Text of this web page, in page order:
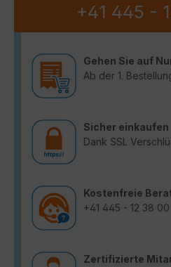
+41 445 -
Gehen Sie auf
Ab der 1.
Sicher einkaufen
Dank SSL
Kostenfreie
+41 445 - 12 38 00
Zertifizierte